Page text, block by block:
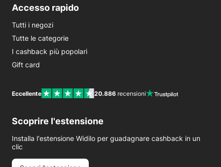
Accesso rapido
Tutti i negozi
Tutte le categorie
I cashback più popolari
Gift card
Eccellente 20.886 recensioni
Scoprire l'estensione
Installa l'estensione Widilo per guadagnare cashback in un
clic